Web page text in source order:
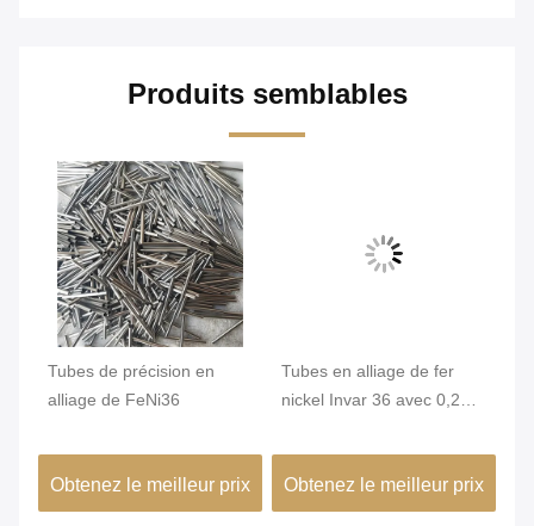
Produits semblables
Tubes de précision en
alliage de FeNi36
Obtenez le meilleur prix
Tubes en alliage de fer
nickel Invar 36 avec 0,2
brillante pour une grande
stabilité dimensionnelle
dans les bâtiments verts
Obtenez le meilleur prix